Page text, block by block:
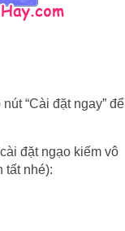
“Cài đặt ngay” để
đặt ngạo kiếm vô
tất nhé):